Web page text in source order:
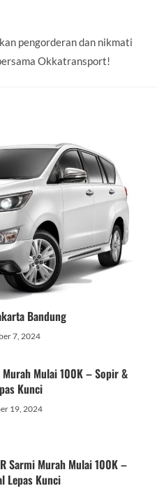
pengorderan dan nikmati
Okkatransport!
Bandung
7, 2024
Mulai 100K – Sopir &
Kunci
19, 2024
Sarmi Murah Mulai 100K –
Lepas Kunci